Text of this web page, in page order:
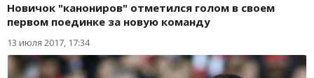
Новичок "канониров" отметился голом в своем
первом поединке за новую команду
13 июля 2017, 17:34